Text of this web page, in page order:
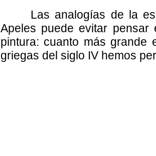
Las analogías de la
Apeles puede evitar
pintura: cuanto más grande
griegas del siglo IV hemos